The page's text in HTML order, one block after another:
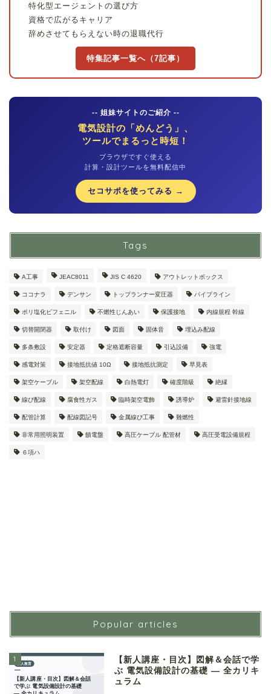
特化型エージェントの選び方
資格で広がるキャリア
辞めさせてもらえない時の退職代行
特集記事一覧へ（7記事）
-- 姐妹サイトのご紹介 --
電気設計の「めんどう」、
ツールでまるっと時短！
ブラウザですぐ使える
計算・設計ツールを無料配信中
セコサポを使ってみる →
Tags
A工事 JEAC8011 JIS C 4620 アウトレットボックス
ココナラ デンサン トップランナー変圧器 パイプライン
ポリ塩化ビフェニル 不燃性じんあい 保護接地 内線規程 幹線
切替開閉器 取付け 図面 固体音 埋込み配線
多条敷設 安定器 定格遮断容量 引込設備 強電
感電対策 接地抵抗値 10Ω 接地抵抗測定 早見表
架空ケーブル 架空配線 白熱電灯 確度階級 絶縁
線ぴ配線 腐食性ガス 臨時架空電飾 誘導炉 避雷針接地線
配管計算 配線図記号 金属線ぴ工事 難燃性
非常用照明装置 饋電盤 高圧ケーブル 配管材 高圧受電設備規程
６項ハ
Popular articles
1
【新人講座・目次】図解＆会話で学
ぶ 電気設備設計の基礎 ― 全カリキ
ュラム